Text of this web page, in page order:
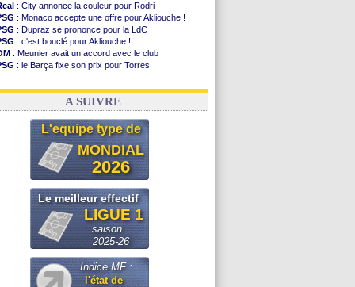
: City annonce la couleur pour Rodri
: Monaco accepte une offre pour Akliouche !
: Dupraz se prononce pour la LdC
: c'est bouclé pour Akliouche !
: Meunier avait un accord avec le club
: le Barça fixe son prix pour Torres
: Torres souhaite rejoindre le PSG !
A SUIVRE
L'equipe type de
MONDIAL
2026
Le meilleur effectif
LIGUE 1
saison
2025-26
Indice MF :
l'état de